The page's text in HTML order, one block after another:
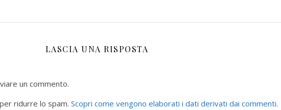
LASCIA UNA RISPOSTA
un commento.
ridurre lo spam. Scopri come vengono elaborati i dati derivati dai commenti.